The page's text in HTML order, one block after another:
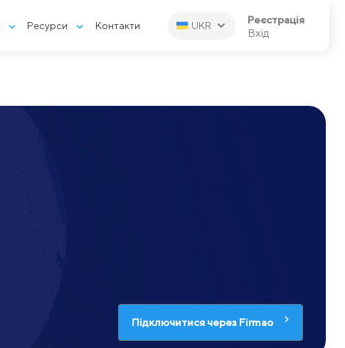
Ресурси Контакти UKR Реєстрація
Вхід
Підключитися через Firmao